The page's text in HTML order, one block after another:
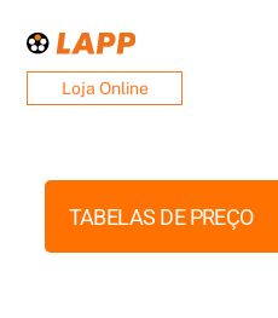
contentLoja Online
TABELAS DE PREÇO